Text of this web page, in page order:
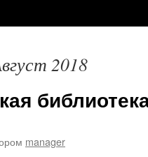
2018
manager